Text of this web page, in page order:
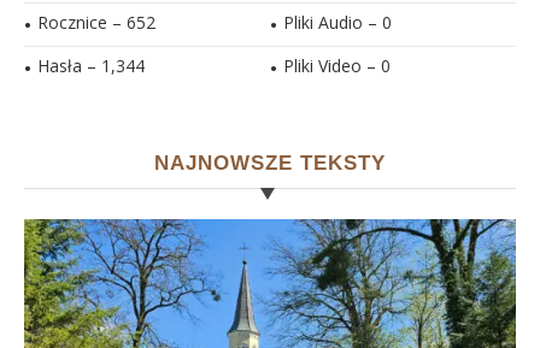
Rocznice – 652
Hasła – 1,344
Pliki Audio – 0
Pliki Video – 0
NAJNOWSZE TEKSTY